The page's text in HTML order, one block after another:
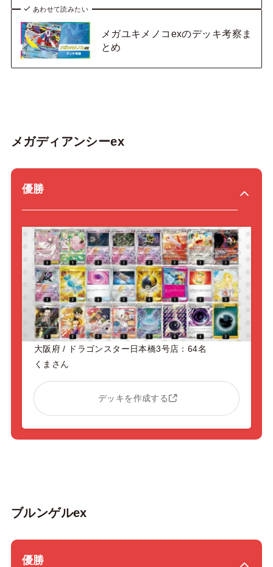
あわせて読みたい
メガユキメノコexのデッキ考察ま
とめ
メガディアンシーex
優勝
大阪府 / ドラゴンスター日本橋3号店：64名
くまさん
デッキを作成する
ブルンゲルex
優勝